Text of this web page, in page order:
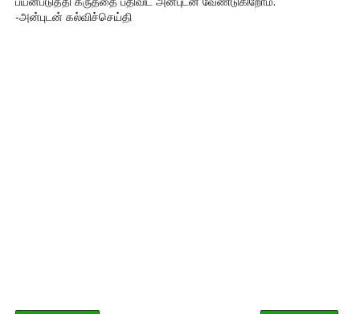
-அன்புடன் கல்விச்செய்தி